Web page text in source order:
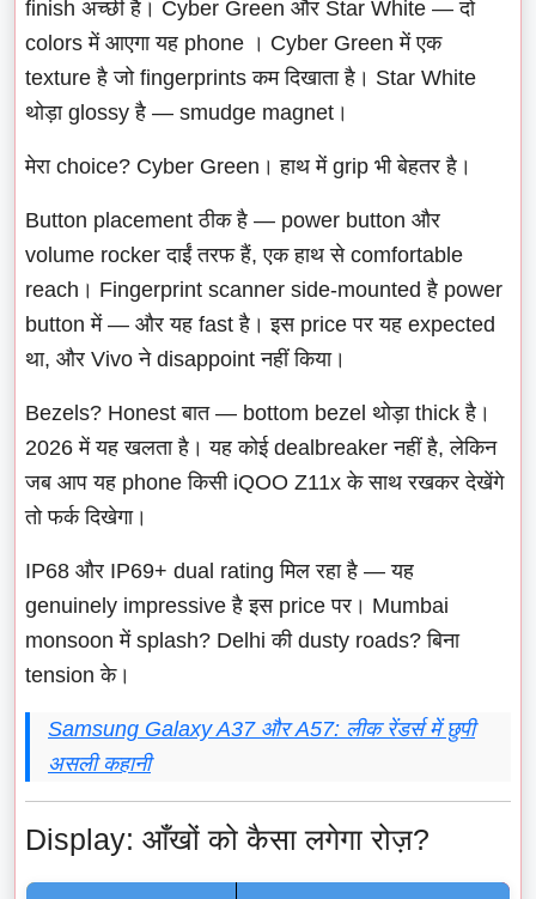
finish अच्छी है। Cyber Green और Star White — दो
colors में आएगा यह phone । Cyber Green में एक
texture है जो fingerprints कम दिखाता है। Star White
थोड़ा glossy है — smudge magnet।
मेरा choice? Cyber Green। हाथ में grip भी बेहतर है।
Button placement ठीक है — power button और
volume rocker दाईं तरफ हैं, एक हाथ से comfortable
reach। Fingerprint scanner side-mounted है power
button में — और यह fast है। इस price पर यह expected
था, और Vivo ने disappoint नहीं किया।
Bezels? Honest बात — bottom bezel थोड़ा thick है।
2026 में यह खलता है। यह कोई dealbreaker नहीं है, लेकिन
जब आप यह phone किसी iQOO Z11x के साथ रखकर देखेंगे
तो फर्क दिखेगा।
IP68 और IP69+ dual rating मिल रहा है — यह
genuinely impressive है इस price पर। Mumbai
monsoon में splash? Delhi की dusty roads? बिना
tension के।
Samsung Galaxy A37 और A57: लीक रेंडर्स में छुपी
असली कहानी
Display: आँखों को कैसा लगेगा रोज़?